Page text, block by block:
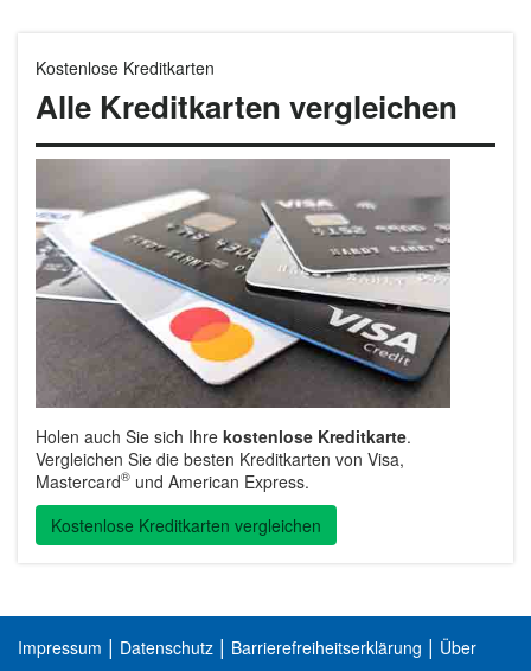
Kostenlose Kreditkarten
Alle Kreditkarten vergleichen
Holen auch Sie sich Ihre kostenlose Kreditkarte.
Vergleichen Sie die besten Kreditkarten von Visa,
Mastercard® und American Express.
Kostenlose Kreditkarten vergleichen
Impressum | Datenschutz | Barrierefreiheitserklärung | Über